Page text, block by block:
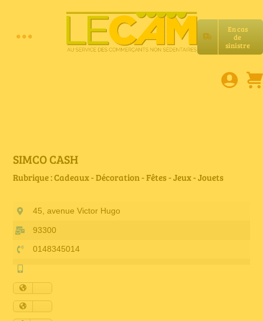
En cas
de
sinistre
Toggle
E-book
Petites annonces
Annuaire Fournisseurs
Actualités
SIMCO CASH
Rubrique : Cadeaux - Décoration - Fêtes - Jeux - Jouets
45, avenue Victor Hugo
93300
0148345014